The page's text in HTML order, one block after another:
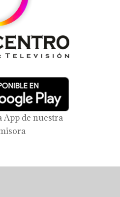
App de nuestra